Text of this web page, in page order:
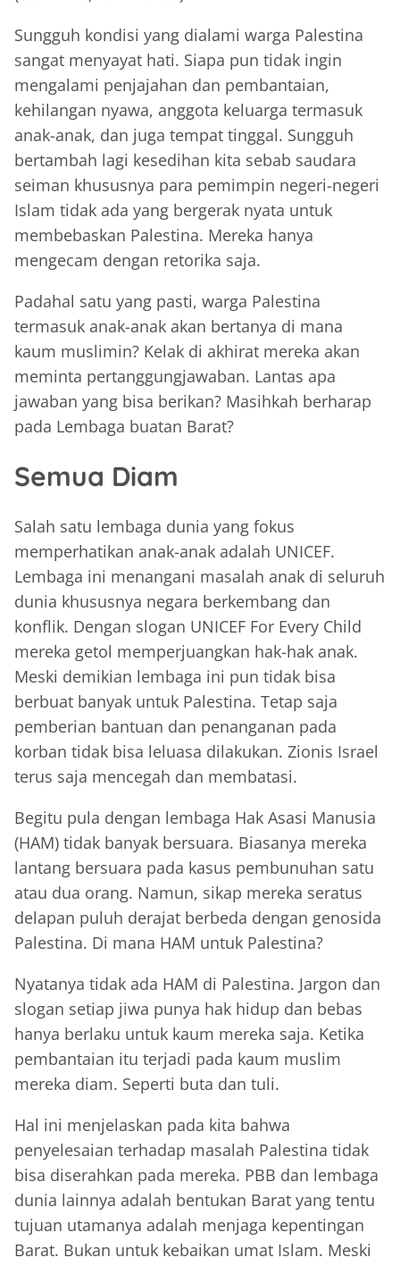
Sungguh kondisi yang dialami warga Palestina
sangat menyayat hati. Siapa pun tidak ingin
mengalami penjajahan dan pembantaian,
kehilangan nyawa, anggota keluarga termasuk
anak-anak, dan juga tempat tinggal. Sungguh
bertambah lagi kesedihan kita sebab saudara
seiman khususnya para pemimpin negeri-negeri
Islam tidak ada yang bergerak nyata untuk
membebaskan Palestina. Mereka hanya
mengecam dengan retorika saja.
Padahal satu yang pasti, warga Palestina
termasuk anak-anak akan bertanya di mana
kaum muslimin? Kelak di akhirat mereka akan
meminta pertanggungjawaban. Lantas apa
jawaban yang bisa berikan? Masihkah berharap
pada Lembaga buatan Barat?
Semua Diam
Salah satu lembaga dunia yang fokus
memperhatikan anak-anak adalah UNICEF.
Lembaga ini menangani masalah anak di seluruh
dunia khususnya negara berkembang dan
konflik. Dengan slogan UNICEF For Every Child
mereka getol memperjuangkan hak-hak anak.
Meski demikian lembaga ini pun tidak bisa
berbuat banyak untuk Palestina. Tetap saja
pemberian bantuan dan penanganan pada
korban tidak bisa leluasa dilakukan. Zionis Israel
terus saja mencegah dan membatasi.
Begitu pula dengan lembaga Hak Asasi Manusia
(HAM) tidak banyak bersuara. Biasanya mereka
lantang bersuara pada kasus pembunuhan satu
atau dua orang. Namun, sikap mereka seratus
delapan puluh derajat berbeda dengan genosida
Palestina. Di mana HAM untuk Palestina?
Nyatanya tidak ada HAM di Palestina. Jargon dan
slogan setiap jiwa punya hak hidup dan bebas
hanya berlaku untuk kaum mereka saja. Ketika
pembantaian itu terjadi pada kaum muslim
mereka diam. Seperti buta dan tuli.
Hal ini menjelaskan pada kita bahwa
penyelesaian terhadap masalah Palestina tidak
bisa diserahkan pada mereka. PBB dan lembaga
dunia lainnya adalah bentukan Barat yang tentu
tujuan utamanya adalah menjaga kepentingan
Barat. Bukan untuk kebaikan umat Islam. Meski